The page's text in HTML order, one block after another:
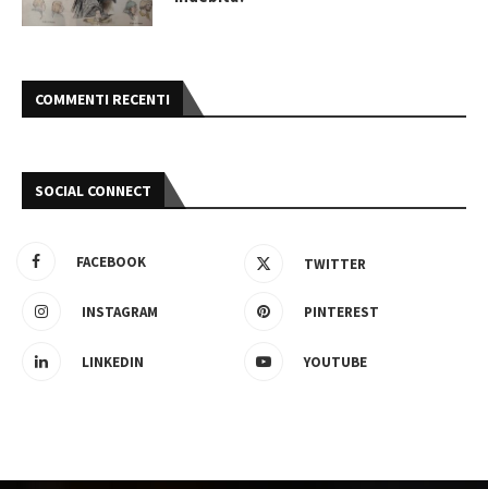
COMMENTI RECENTI
SOCIAL CONNECT
FACEBOOK TWITTER
INSTAGRAM PINTEREST
LINKEDIN YOUTUBE